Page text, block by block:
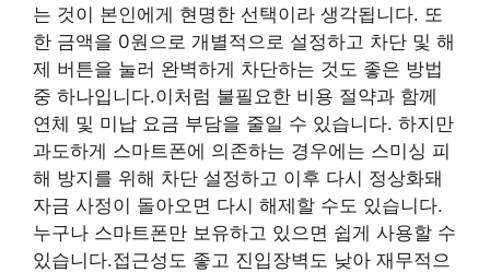
는 것이 본인에게 현명한 선택이라 생각됩니다. 또
한 금액을 0원으로 개별적으로 설정하고 차단 및 해
제 버튼을 눌러 완벽하게 차단하는 것도 좋은 방법
중 하나입니다.이처럼 불필요한 비용 절약과 함께
연체 및 미납 요금 부담을 줄일 수 있습니다. 하지만
과도하게 스마트폰에 의존하는 경우에는 스미싱 피
해 방지를 위해 차단 설정하고 이후 다시 정상화돼
자금 사정이 돌아오면 다시 해제할 수도 있습니다.
누구나 스마트폰만 보유하고 있으면 쉽게 사용할 수
있습니다.접근성도 좋고 진입장벽도 낮아 재무적으